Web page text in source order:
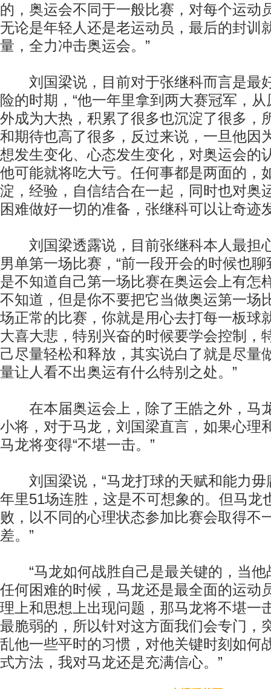
的，奥运会不同于一般比赛，对每个运动
无论是年轻人还是老运动员，最后的封训
量，全力冲击奥运会。”
刘国梁说，目前对于张继科而言是最
险的时期，“他一年里拿到两大赛冠军，
外成为大热，积累了很多也沉淀了很多，
和期待也高了很多，反过来说，一旦他因
想发生变化、心态发生变化，对奥运会的
他可能就将吃大亏。任何事都是两面的，
淀，经验，自信结合在一起，同时也对奥
困难做好一切的准备，张继科可以让奇迹
刘国梁透露说，目前张继科本人最担
男单第一场比赛，“前一段开会的时候也
是不知道自己第一场比赛在奥运会上有怎
不知道，但是你不要把它当做奥运第一场
场正常的比赛，你就是用心去打每一板球
大喜大悲，特别兴奋的时候要学会控制，
己尽量轻松和释放，其实说白了就是尽量
量让人看不出奥运有什么特别之处。”
在本届奥运会上，除了王皓之外，马
小将，对于马龙，刘国梁直言，如果心理
马龙将变得“不堪一击。”
刘国梁说，“马龙打球的天赋和能力毋
年里51场连胜，这是不可想象的。但马龙
败，以不同的心理状态参加比赛会取得不
差。”
“马龙如何战胜自己是最关键的，当他
任何困难的时候，马龙还是最全面的运动
理上和思想上出现问题，那马龙将不堪一
最脆弱的，所以针对这方面我们会专门，
乱他一些平时的习惯，对他关键时刻如何
式方法，我对马龙还是充满信心。”